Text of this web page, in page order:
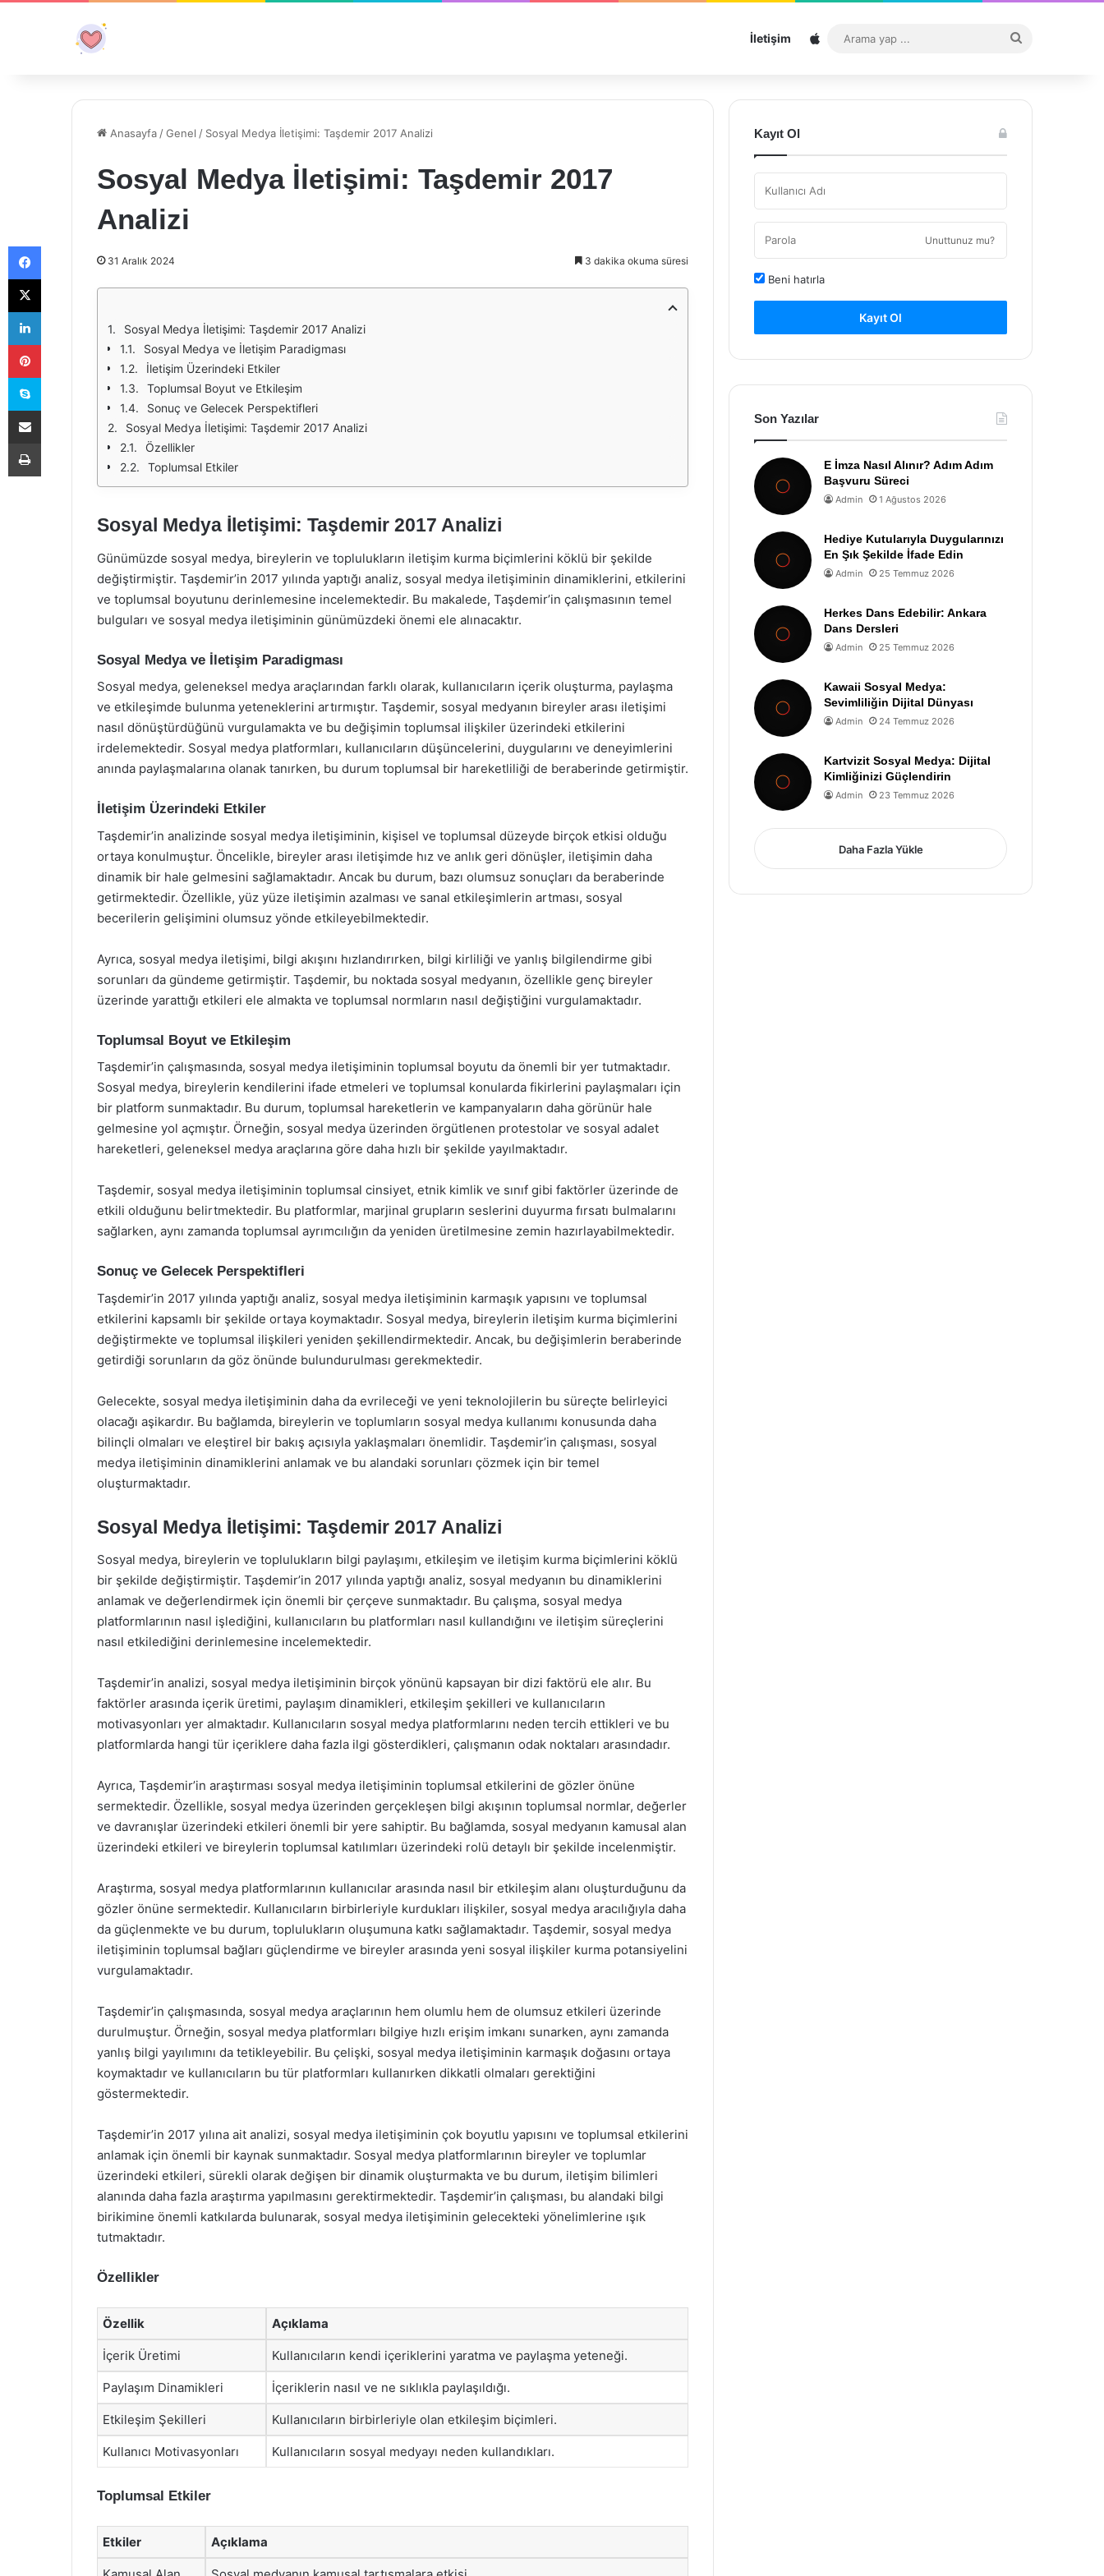
İletişim Sitemap
...
Anasayfa /Genel / Sosyal Medya İletişimi: Taşdemir 2017 Analizi
Sosyal Medya İletişimi: Taşdemir 2017
Analizi
31 Aralık 2024 3 dakika okuma süresi
Sosyal Medya İletişimi: Taşdemir 2017 Analizi
Sosyal Medya ve İletişim Paradigması
İletişim Üzerindeki Etkiler
Toplumsal Boyut ve Etkileşim
Sonuç ve Gelecek Perspektifleri
Sosyal Medya İletişimi: Taşdemir 2017 Analizi
Özellikler
Toplumsal Etkiler
Sosyal Medya İletişimi: Taşdemir 2017 Analizi
Günümüzde sosyal medya, bireylerin ve toplulukların iletişim kurma biçimlerini köklü bir şekilde
değiştirmiştir. Taşdemir’in 2017 yılında yaptığı analiz, sosyal medya iletişiminin dinamiklerini, etkilerini
ve toplumsal boyutunu derinlemesine incelemektedir. Bu makalede, Taşdemir’in çalışmasının temel
bulguları ve sosyal medya iletişiminin günümüzdeki önemi ele alınacaktır.
Sosyal Medya ve İletişim Paradigması
Sosyal medya, geleneksel medya araçlarından farklı olarak, kullanıcıların içerik oluşturma, paylaşma
ve etkileşimde bulunma yeteneklerini artırmıştır. Taşdemir, sosyal medyanın bireyler arası iletişimi
nasıl dönüştürdüğünü vurgulamakta ve bu değişimin toplumsal ilişkiler üzerindeki etkilerini
irdelemektedir. Sosyal medya platformları, kullanıcıların düşüncelerini, duygularını ve deneyimlerini
anında paylaşmalarına olanak tanırken, bu durum toplumsal bir hareketliliği de beraberinde getirmiştir.
İletişim Üzerindeki Etkiler
Taşdemir’in analizinde sosyal medya iletişiminin, kişisel ve toplumsal düzeyde birçok etkisi olduğu
ortaya konulmuştur. Öncelikle, bireyler arası iletişimde hız ve anlık geri dönüşler, iletişimin daha
dinamik bir hale gelmesini sağlamaktadır. Ancak bu durum, bazı olumsuz sonuçları da beraberinde
getirmektedir. Özellikle, yüz yüze iletişimin azalması ve sanal etkileşimlerin artması, sosyal
becerilerin gelişimini olumsuz yönde etkileyebilmektedir.
Ayrıca, sosyal medya iletişimi, bilgi akışını hızlandırırken, bilgi kirliliği ve yanlış bilgilendirme gibi
sorunları da gündeme getirmiştir. Taşdemir, bu noktada sosyal medyanın, özellikle genç bireyler
üzerinde yarattığı etkileri ele almakta ve toplumsal normların nasıl değiştiğini vurgulamaktadır.
Toplumsal Boyut ve Etkileşim
Taşdemir’in çalışmasında, sosyal medya iletişiminin toplumsal boyutu da önemli bir yer tutmaktadır.
Sosyal medya, bireylerin kendilerini ifade etmeleri ve toplumsal konularda fikirlerini paylaşmaları için
bir platform sunmaktadır. Bu durum, toplumsal hareketlerin ve kampanyaların daha görünür hale
gelmesine yol açmıştır. Örneğin, sosyal medya üzerinden örgütlenen protestolar ve sosyal adalet
hareketleri, geleneksel medya araçlarına göre daha hızlı bir şekilde yayılmaktadır.
Taşdemir, sosyal medya iletişiminin toplumsal cinsiyet, etnik kimlik ve sınıf gibi faktörler üzerinde de
etkili olduğunu belirtmektedir. Bu platformlar, marjinal grupların seslerini duyurma fırsatı bulmalarını
sağlarken, aynı zamanda toplumsal ayrımcılığın da yeniden üretilmesine zemin hazırlayabilmektedir.
Sonuç ve Gelecek Perspektifleri
Taşdemir’in 2017 yılında yaptığı analiz, sosyal medya iletişiminin karmaşık yapısını ve toplumsal
etkilerini kapsamlı bir şekilde ortaya koymaktadır. Sosyal medya, bireylerin iletişim kurma biçimlerini
değiştirmekte ve toplumsal ilişkileri yeniden şekillendirmektedir. Ancak, bu değişimlerin beraberinde
getirdiği sorunların da göz önünde bulundurulması gerekmektedir.
Gelecekte, sosyal medya iletişiminin daha da evrileceği ve yeni teknolojilerin bu süreçte belirleyici
olacağı aşikardır. Bu bağlamda, bireylerin ve toplumların sosyal medya kullanımı konusunda daha
bilinçli olmaları ve eleştirel bir bakış açısıyla yaklaşmaları önemlidir. Taşdemir’in çalışması, sosyal
medya iletişiminin dinamiklerini anlamak ve bu alandaki sorunları çözmek için bir temel
oluşturmaktadır.
Sosyal Medya İletişimi: Taşdemir 2017 Analizi
Sosyal medya, bireylerin ve toplulukların bilgi paylaşımı, etkileşim ve iletişim kurma biçimlerini köklü
bir şekilde değiştirmiştir. Taşdemir’in 2017 yılında yaptığı analiz, sosyal medyanın bu dinamiklerini
anlamak ve değerlendirmek için önemli bir çerçeve sunmaktadır. Bu çalışma, sosyal medya
platformlarının nasıl işlediğini, kullanıcıların bu platformları nasıl kullandığını ve iletişim süreçlerini
nasıl etkilediğini derinlemesine incelemektedir.
Taşdemir’in analizi, sosyal medya iletişiminin birçok yönünü kapsayan bir dizi faktörü ele alır. Bu
faktörler arasında içerik üretimi, paylaşım dinamikleri, etkileşim şekilleri ve kullanıcıların
motivasyonları yer almaktadır. Kullanıcıların sosyal medya platformlarını neden tercih ettikleri ve bu
platformlarda hangi tür içeriklere daha fazla ilgi gösterdikleri, çalışmanın odak noktaları arasındadır.
Ayrıca, Taşdemir’in araştırması sosyal medya iletişiminin toplumsal etkilerini de gözler önüne
sermektedir. Özellikle, sosyal medya üzerinden gerçekleşen bilgi akışının toplumsal normlar, değerler
ve davranışlar üzerindeki etkileri önemli bir yere sahiptir. Bu bağlamda, sosyal medyanın kamusal alan
üzerindeki etkileri ve bireylerin toplumsal katılımları üzerindeki rolü detaylı bir şekilde incelenmiştir.
Araştırma, sosyal medya platformlarının kullanıcılar arasında nasıl bir etkileşim alanı oluşturduğunu da
gözler önüne sermektedir. Kullanıcıların birbirleriyle kurdukları ilişkiler, sosyal medya aracılığıyla daha
da güçlenmekte ve bu durum, toplulukların oluşumuna katkı sağlamaktadır. Taşdemir, sosyal medya
iletişiminin toplumsal bağları güçlendirme ve bireyler arasında yeni sosyal ilişkiler kurma potansiyelini
vurgulamaktadır.
Taşdemir’in çalışmasında, sosyal medya araçlarının hem olumlu hem de olumsuz etkileri üzerinde
durulmuştur. Örneğin, sosyal medya platformları bilgiye hızlı erişim imkanı sunarken, aynı zamanda
yanlış bilgi yayılımını da tetikleyebilir. Bu çelişki, sosyal medya iletişiminin karmaşık doğasını ortaya
koymaktadır ve kullanıcıların bu tür platformları kullanırken dikkatli olmaları gerektiğini
göstermektedir.
Taşdemir’in 2017 yılına ait analizi, sosyal medya iletişiminin çok boyutlu yapısını ve toplumsal etkilerini
anlamak için önemli bir kaynak sunmaktadır. Sosyal medya platformlarının bireyler ve toplumlar
üzerindeki etkileri, sürekli olarak değişen bir dinamik oluşturmakta ve bu durum, iletişim bilimleri
alanında daha fazla araştırma yapılmasını gerektirmektedir. Taşdemir’in çalışması, bu alandaki bilgi
birikimine önemli katkılarda bulunarak, sosyal medya iletişiminin gelecekteki yönelimlerine ışık
tutmaktadır.
Özellikler
Özellik Açıklama
İçerik Üretimi Kullanıcıların kendi içeriklerini yaratma ve paylaşma yeteneği.
Paylaşım Dinamikleri İçeriklerin nasıl ve ne sıklıkla paylaşıldığı.
Etkileşim Şekilleri Kullanıcıların birbirleriyle olan etkileşim biçimleri.
Kullanıcı Motivasyonları Kullanıcıların sosyal medyayı neden kullandıkları.
Toplumsal Etkiler
Etkiler Açıklama
Kayıt Ol
Unuttunuz mu?
Beni hatırla
Kayıt Ol
Son Yazılar
E İmza Nasıl Alınır? Adım Adım
Başvuru Süreci
Admin 1 Ağustos 2026
Hediye Kutularıyla Duygularınızı
En Şık Şekilde İfade Edin
Admin 25 Temmuz 2026
Herkes Dans Edebilir: Ankara
Dans Dersleri
Admin 25 Temmuz 2026
Kawaii Sosyal Medya:
Sevimliliğin Dijital Dünyası
Admin 24 Temmuz 2026
Kartvizit Sosyal Medya: Dijital
Kimliğinizi Güçlendirin
Admin 23 Temmuz 2026
Daha Fazla Yükle
Facebook
X
LinkedIn
Pinterest
Skype
E-Posta ile paylaş